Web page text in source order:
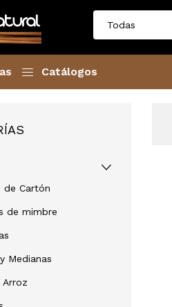
Catálogos
de Cartón
de mimbre
Medianas
Arroz